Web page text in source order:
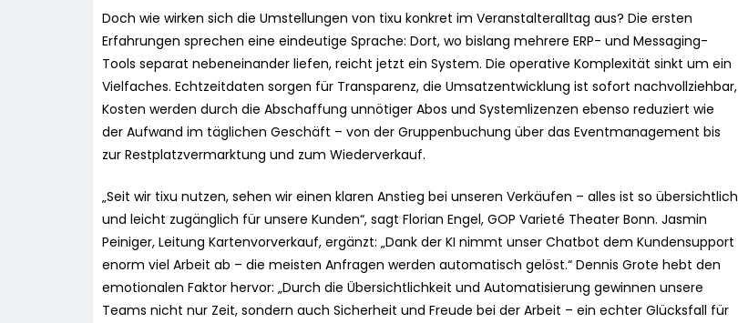
Doch wie wirken sich die Umstellungen von tixu konkret im Veranstalteralltag aus? Die ersten
Erfahrungen sprechen eine eindeutige Sprache: Dort, wo bislang mehrere ERP- und Messaging-
Tools separat nebeneinander liefen, reicht jetzt ein System. Die operative Komplexität sinkt um ein
Vielfaches. Echtzeitdaten sorgen für Transparenz, die Umsatzentwicklung ist sofort nachvollziehbar,
Kosten werden durch die Abschaffung unnötiger Abos und Systemlizenzen ebenso reduziert wie
der Aufwand im täglichen Geschäft – von der Gruppenbuchung über das Eventmanagement bis
zur Restplatzvermarktung und zum Wiederverkauf.
„Seit wir tixu nutzen, sehen wir einen klaren Anstieg bei unseren Verkäufen – alles ist so übersichtlich
und leicht zugänglich für unsere Kunden“, sagt Florian Engel, GOP Varieté Theater Bonn. Jasmin
Peiniger, Leitung Kartenvorverkauf, ergänzt: „Dank der KI nimmt unser Chatbot dem Kundensupport
enorm viel Arbeit ab – die meisten Anfragen werden automatisch gelöst.“ Dennis Grote hebt den
emotionalen Faktor hervor: „Durch die Übersichtlichkeit und Automatisierung gewinnen unsere
Teams nicht nur Zeit, sondern auch Sicherheit und Freude bei der Arbeit – ein echter Glücksfall für